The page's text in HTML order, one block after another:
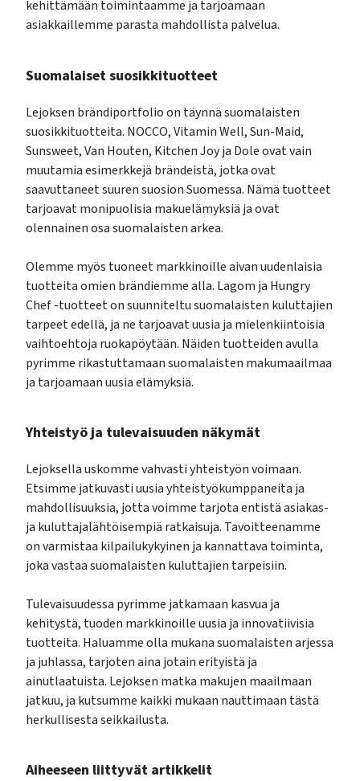
kehittämään toimintaamme ja tarjoamaan
asiakkaillemme parasta mahdollista palvelua.
Suomalaiset suosikkituotteet
Lejoksen brändiportfolio on täynnä suomalaisten
suosikkituotteita. NOCCO, Vitamin Well, Sun-Maid,
Sunsweet, Van Houten, Kitchen Joy ja Dole ovat vain
muutamia esimerkkejä brändeistä, jotka ovat
saavuttaneet suuren suosion Suomessa. Nämä tuotteet
tarjoavat monipuolisia makuelämyksiä ja ovat
olennainen osa suomalaisten arkea.
Olemme myös tuoneet markkinoille aivan uudenlaisia
tuotteita omien brändiemme alla. Lagom ja Hungry
Chef -tuotteet on suunniteltu suomalaisten kuluttajien
tarpeet edellä, ja ne tarjoavat uusia ja mielenkiintoisia
vaihtoehtoja ruokapöytään. Näiden tuotteiden avulla
pyrimme rikastuttamaan suomalaisten makumaailmaa
ja tarjoamaan uusia elämyksiä.
Yhteistyö ja tulevaisuuden näkymät
Lejoksella uskomme vahvasti yhteistyön voimaan.
Etsimme jatkuvasti uusia yhteistyökumppaneita ja
mahdollisuuksia, jotta voimme tarjota entistä asiakas-
ja kuluttajalähtöisempiä ratkaisuja. Tavoitteenamme
on varmistaa kilpailukykyinen ja kannattava toiminta,
joka vastaa suomalaisten kuluttajien tarpeisiin.
Tulevaisuudessa pyrimme jatkamaan kasvua ja
kehitystä, tuoden markkinoille uusia ja innovatiivisia
tuotteita. Haluamme olla mukana suomalaisten arjessa
ja juhlassa, tarjoten aina jotain erityistä ja
ainutlaatuista. Lejoksen matka makujen maailmaan
jatkuu, ja kutsumme kaikki mukaan nauttimaan tästä
herkullisesta seikkailusta.
Aiheeseen liittyvät artikkelit